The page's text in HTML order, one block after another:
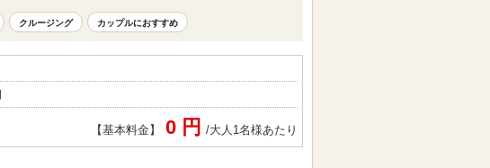
クルージング カップルにおすすめ
【基本料金】 0 円 /大人1名様あたり